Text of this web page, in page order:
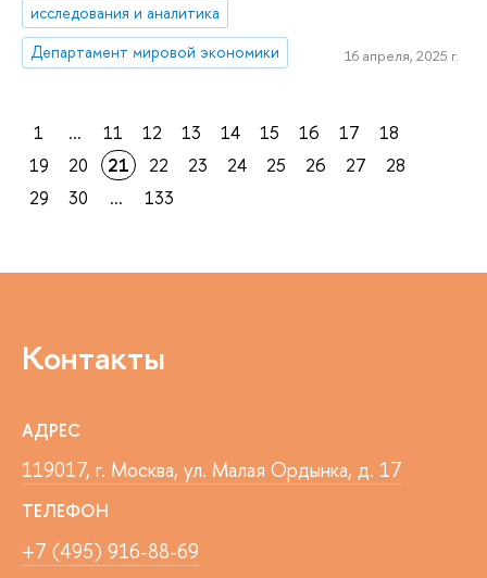
исследования и аналитика
Департамент мировой экономики
16 апреля, 2025 г.
1 ... 11 12 13 14 15 16 17
18
19
20 21 22 23 24 25 26 27
28
29
30 ... 133
Контакты
АДРЕС
119017, г. Москва, ул. Малая Ордынка, д. 17
ТЕЛЕФОН
+7 (495) 916-88-69